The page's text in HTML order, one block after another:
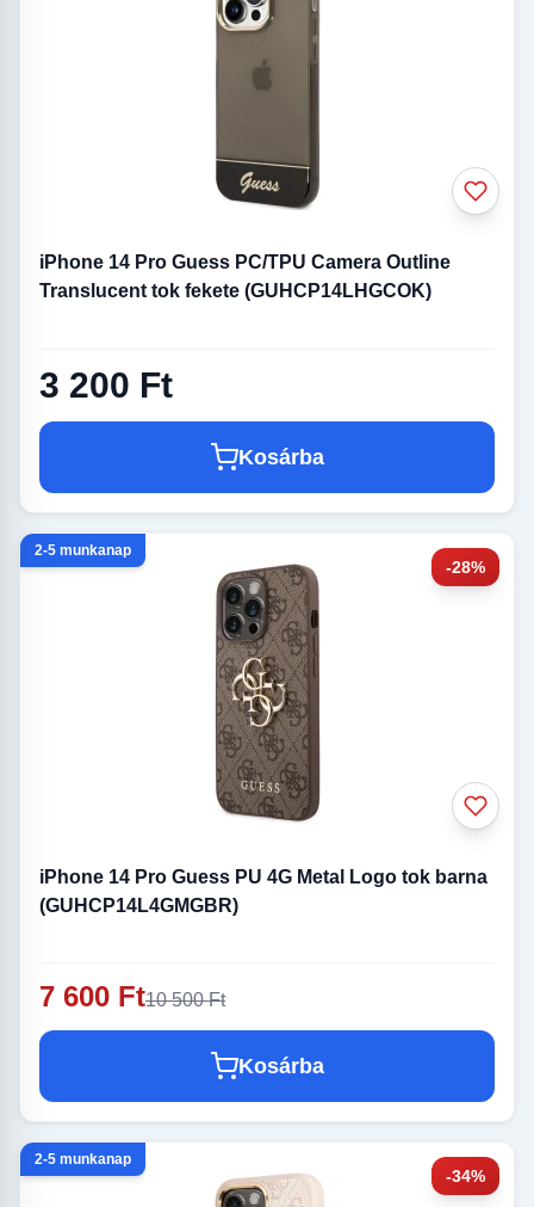
iPhone 14 Pro Guess PC/TPU Camera Outline
Translucent tok fekete (GUHCP14LHGCOK)
3 200 Ft
Kosárba
-28%
2-5 munkanap
iPhone 14 Pro Guess PU 4G Metal Logo tok barna
(GUHCP14L4GMGBR)
7 600 Ft10 500 Ft
Kosárba
-34%
2-5 munkanap